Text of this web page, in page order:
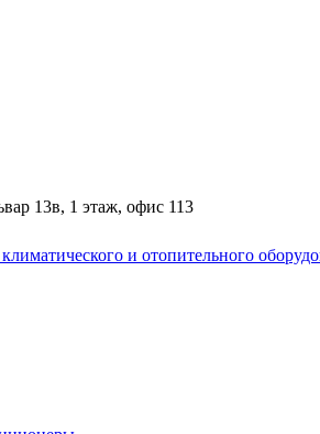
13в, 1 этаж, офис 113